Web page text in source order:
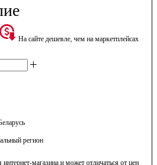
На сайте дешевле, чем на маркетплейсах
регион
интернет-магазина и может отличаться от цен